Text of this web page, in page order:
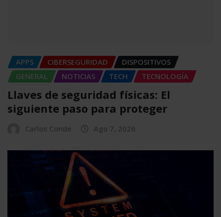
APPS CIBERSEGURIDAD
DISPOSITIVOS
GENERAL
NOTICIAS TECH TECNOLOGÍA
Llaves de seguridad físicas: El
siguiente paso para proteger
Carlos Conde Ago 7, 2026